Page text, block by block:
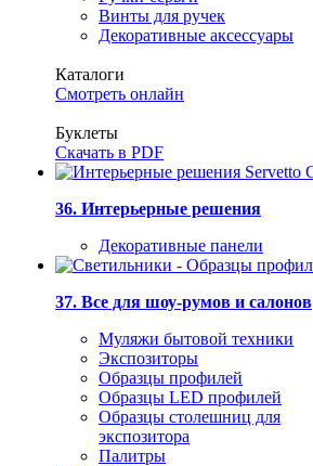
Винты для ручек
Декоративные аксессуары
Каталоги
Смотреть онлайн
Буклеты
Скачать в PDF
36. Интерьерные решения
Декоративные панели
37. Все для шоу-румов и салонов
Муляжи бытовой техники
Экспозиторы
Образцы профилей
Образцы LED профилей
Образцы столешниц для
экспозитора
Палитры